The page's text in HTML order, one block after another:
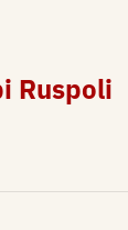
Ruspoli